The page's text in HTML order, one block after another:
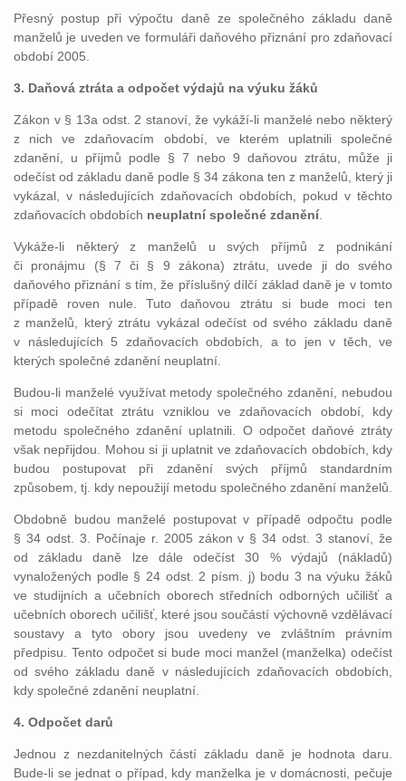
Přesný postup při výpočtu daně ze společného základu daně
manželů je uveden ve formuláři daňového přiznání pro zdaňovací
období 2005.
3. Daňová ztráta a odpočet výdajů na výuku žáků
Zákon v § 13a odst. 2 stanoví, že vykáží-li manželé nebo některý
z nich ve zdaňovacím období, ve kterém uplatnili společné
zdanění, u příjmů podle § 7 nebo 9 daňovou ztrátu, může ji
odečíst od základu daně podle § 34 zákona ten z manželů, který ji
vykázal, v následujících zdaňovacích obdobích, pokud v těchto
zdaňovacích obdobích neuplatní společné zdanění
Vykáže-li některý z manželů u svých příjmů z podnikání
či pronájmu (§ 7 či § 9 zákona) ztrátu, uvede ji do svého
daňového přiznání s tím, že příslušný dílčí základ daně je v tomto
případě roven nule. Tuto daňovou ztrátu si bude moci ten
z manželů, který ztrátu vykázal odečíst od svého základu daně
v následujících 5 zdaňovacích obdobích, a to jen v těch, ve
kterých společné zdanění neuplatní.
Budou-li manželé využívat metody společného zdanění, nebudou
si moci odečítat ztrátu vzniklou ve zdaňovacích období, kdy
metodu společného zdanění uplatnili. O odpočet daňové ztráty
však nepřijdou. Mohou si ji uplatnit ve zdaňovacích obdobích, kdy
budou postupovat při zdanění svých příjmů standardním
způsobem, tj. kdy nepoužijí metodu společného zdanění manželů.
Obdobně budou manželé postupovat v případě odpočtu podle
§ 34 odst. 3. Počínaje r. 2005 zákon v § 34 odst. 3 stanoví, že
od základu daně lze dále odečíst 30 % výdajů (nákladů)
vynaložených podle § 24 odst. 2 písm. j) bodu 3 na výuku žáků
ve studijních a učebních oborech středních odborných učilišť a
učebních oborech učilišť, které jsou součástí výchovně vzdělávací
soustavy a tyto obory jsou uvedeny ve zvláštním právním
předpisu. Tento odpočet si bude moci manžel (manželka) odečíst
od svého základu daně v následujících zdaňovacích obdobích,
kdy společné zdanění neuplatní.
4. Odpočet darů
Jednou z nezdanitelných částí základu daně je hodnota daru.
Bude-li se jednat o případ, kdy manželka je v domácnosti, pečuje